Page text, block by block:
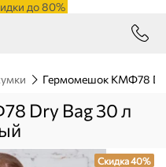
до 80%
Гермомешок КМФ78
Dry Bag 30 л
Скидка 40%